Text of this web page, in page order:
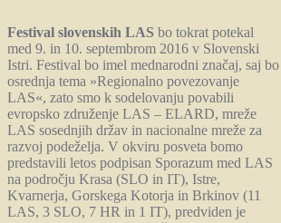
Festival slovenskih LAS bo tokrat potekal
med 9. in 10. septembrom 2016 v Slovenski
Istri. Festival bo imel mednarodni značaj, saj bo
osrednja tema »Regionalno povezovanje
LAS«, zato smo k sodelovanju povabili
evropsko združenje LAS – ELARD, mreže
LAS sosednjih držav in nacionalne mreže za
razvoj podeželja. V okviru posveta bomo
predstavili letos podpisan Sporazum med LAS
na področju Krasa (SLO in IT), Istre,
Kvarnerja, Gorskega Kotorja in Brkinov (11
LAS, 3 SLO, 7 HR in 1 IT), predviden je